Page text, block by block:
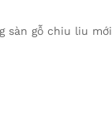
sàn gỗ chiu liu mới